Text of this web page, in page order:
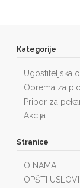
Kategorije
Ugostiteljska
Oprema za
Pribor za
Akcija
Stranice
O NAMA
OPŠTI USLOVI